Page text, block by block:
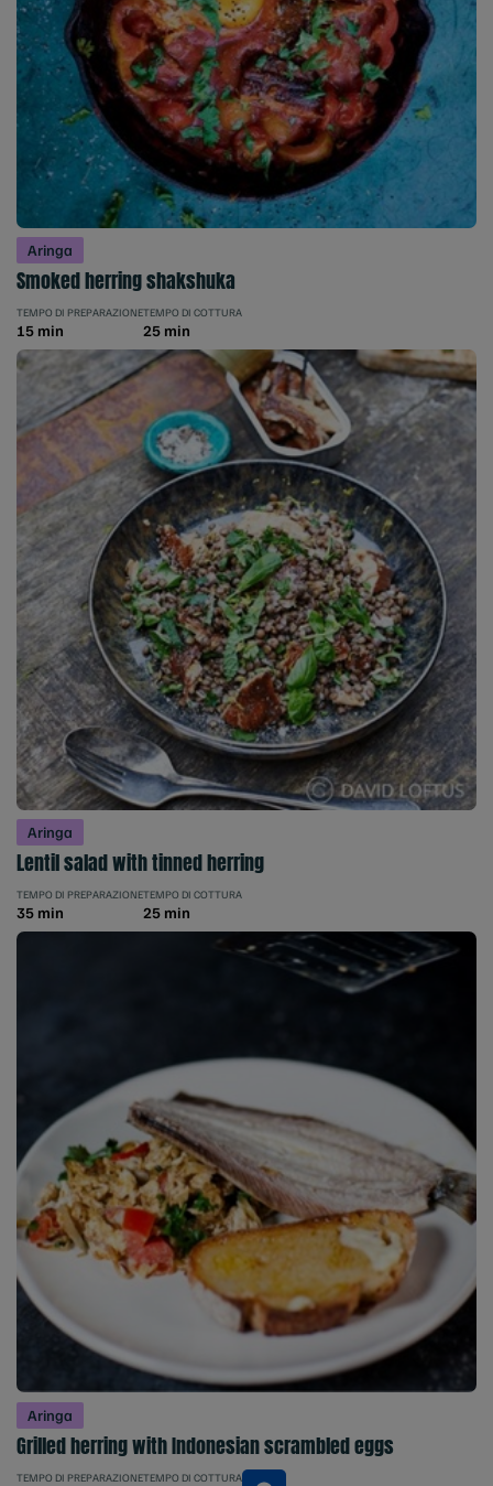
Aringa
Smoked herring shakshuka
TEMPO DI PREPARAZIONE
15 min
TEMPO DI COTTURA
25 min
Aringa
Lentil salad with tinned herring
TEMPO DI PREPARAZIONE
35 min
TEMPO DI COTTURA
25 min
Aringa
Grilled herring with Indonesian scrambled eggs
TEMPO DI PREPARAZIONETEMPO DI COTTURA